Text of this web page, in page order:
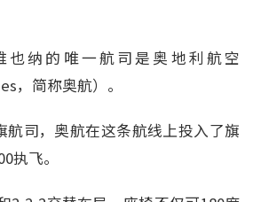
也纳的唯一航司是奥地利航空
，简称奥航）。
航司，奥航在这条航线上投入了旗
执飞。